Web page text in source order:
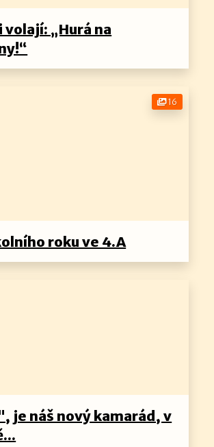
volají: „Hurá na
roku ve 4.A
16
je náš nový kamarád, v